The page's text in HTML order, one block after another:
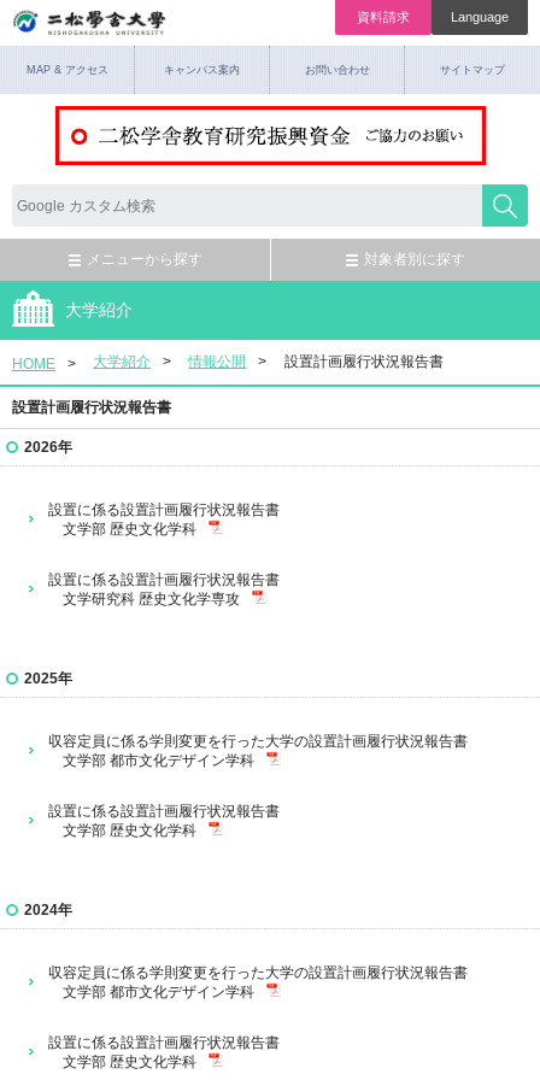
資料請求 Language
MAP & アクセス キャンパス案内 お問い合わせ サイトマップ
メニューから探す 対象者別に探す
大学紹介
HOME 大学紹介 情報公開 設置計画履行状況報告書
設置計画履行状況報告書
2026年
設置に係る設置計画履行状況報告書
文学部 歴史文化学科
設置に係る設置計画履行状況報告書
文学研究科 歴史文化学専攻
2025年
収容定員に係る学則変更を行った大学の設置計画履行状況報告書
文学部 都市文化デザイン学科
設置に係る設置計画履行状況報告書
文学部 歴史文化学科
2024年
収容定員に係る学則変更を行った大学の設置計画履行状況報告書
文学部 都市文化デザイン学科
設置に係る設置計画履行状況報告書
文学部 歴史文化学科